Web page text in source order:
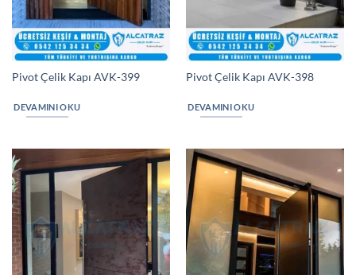
Pivot Çelik Kapı AVK-399
DEVAMINI OKU
Pivot Çelik Kapı AVK-398
DEVAMINI OKU